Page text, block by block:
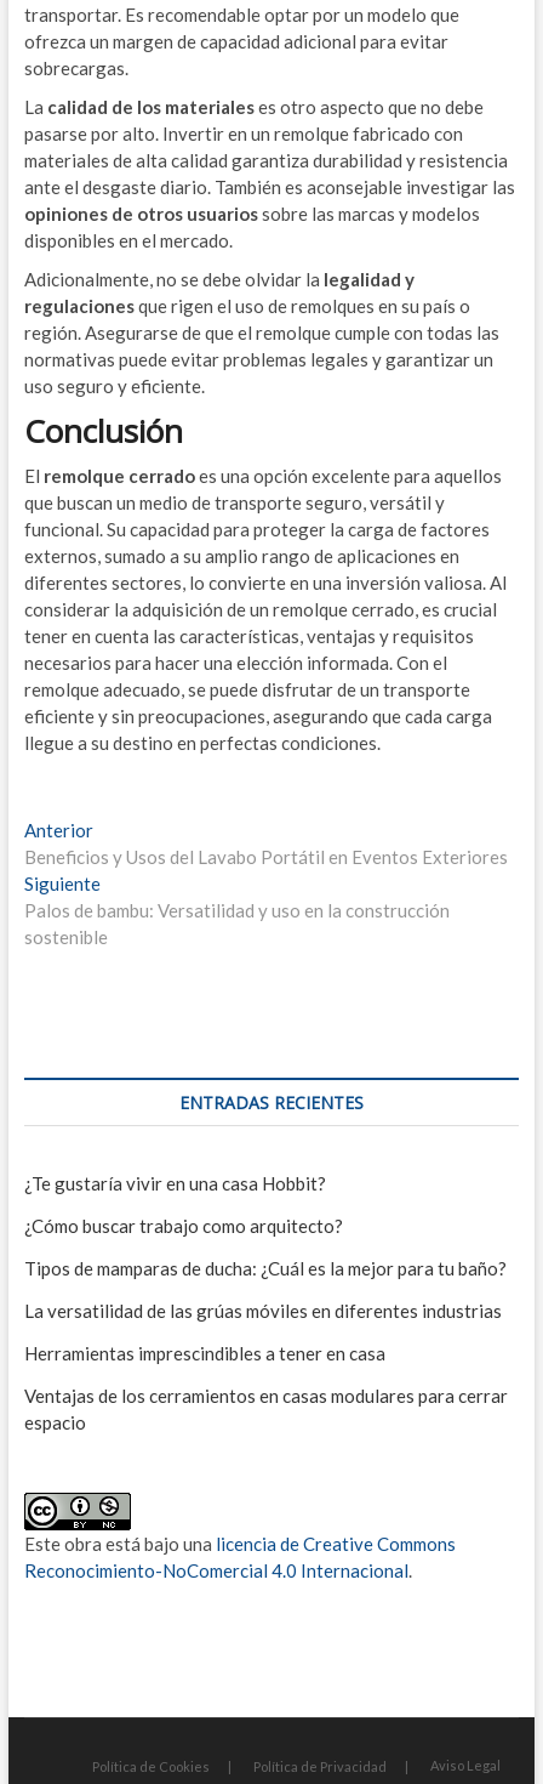
transportar. Es recomendable optar por un modelo que
ofrezca un margen de capacidad adicional para evitar
sobrecargas.
La calidad de los materialeses otro aspecto que no debe
pasarse por alto. Invertir en un remolque fabricado con
materiales de alta calidad garantiza durabilidad y resistencia
ante el desgaste diario. También es aconsejable investigar las
opiniones de otros usuariossobre las marcas y modelos
disponibles en el mercado.
Adicionalmente, no se debe olvidar la legalidad y
regulacionesque rigen el uso de remolques en su país o
región. Asegurarse de que el remolque cumple con todas las
normativas puede evitar problemas legales y garantizar un
uso seguro y eficiente.
Conclusión
El remolque cerradoes una opción excelente para aquellos
que buscan un medio de transporte seguro, versátil y
funcional. Su capacidad para proteger la carga de factores
externos, sumado a su amplio rango de aplicaciones en
diferentes sectores, lo convierte en una inversión valiosa. Al
considerar la adquisición de un remolque cerrado, es crucial
tener en cuenta las características, ventajas y requisitos
necesarios para hacer una elección informada. Con el
remolque adecuado, se puede disfrutar de un transporte
eficiente y sin preocupaciones, asegurando que cada carga
llegue a su destino en perfectas condiciones.
Navegación
de
entradas
AnteriorEntrada
anterior:
Beneficios y Usos del Lavabo Portátil en Eventos Exteriores
SiguienteEntrada
siguiente:
Palos de bambu: Versatilidad y uso en la construcción
sostenible
ENTRADAS RECIENTES
¿Te gustaría vivir en una casa Hobbit?
¿Cómo buscar trabajo como arquitecto?
Tipos de mamparas de ducha: ¿Cuál es la mejor para tu baño?
La versatilidad de las grúas móviles en diferentes industrias
Herramientas imprescindibles a tener en casa
Ventajas de los cerramientos en casas modulares para cerrar
espacio
Este obra está bajo una licencia de Creative Commons
Reconocimiento-NoComercial 4.0 Internacional.
Política de Cookies Política de Privacidad Aviso Legal